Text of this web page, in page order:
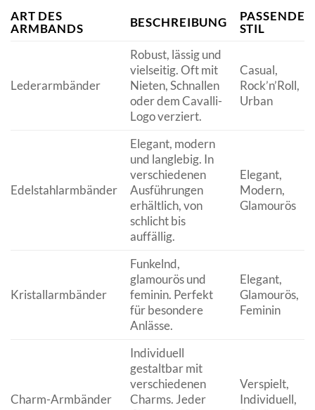
ART DES
ARMBANDS
BESCHREIBUNG
PASSENDER
STIL
Lederarmbänder
Robust, lässig und
vielseitig. Oft mit
Nieten, Schnallen
oder dem Cavalli-
Logo verziert.
Casual,
Rock’n’Roll,
Urban
Edelstahlarmbänder
Elegant, modern
und langlebig. In
verschiedenen
Ausführungen
erhältlich, von
schlicht bis
auffällig.
Elegant,
Modern,
Glamourös
Kristallarmbänder
Funkelnd,
glamourös und
feminin. Perfekt
für besondere
Anlässe.
Elegant,
Glamourös,
Feminin
Charm-Armbänder
Individuell
gestaltbar mit
verschiedenen
Charms. Jeder
Verspielt,
Individuell,